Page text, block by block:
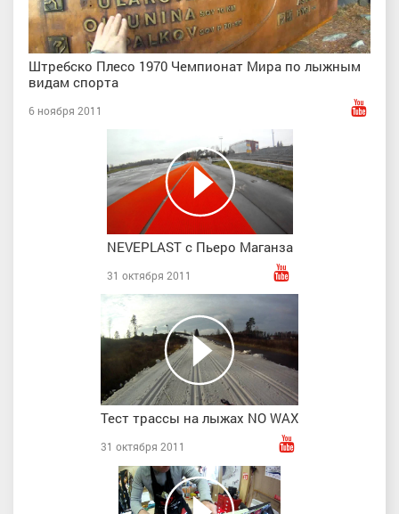
Штребско Плесо 1970 Чемпионат Мира по лыжным
видам спорта
6 ноября 2011
NEVEPLAST с Пьеро Маганза
31 октября 2011
Тест трассы на лыжах NO WAX
31 октября 2011